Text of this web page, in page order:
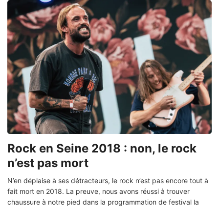
Rock en Seine 2018 : non, le rock
n’est pas mort
N’en déplaise à ses détracteurs, le rock n’est pas encore tout à
fait mort en 2018. La preuve, nous avons réussi à trouver
chaussure à notre pied dans la programmation de festival la